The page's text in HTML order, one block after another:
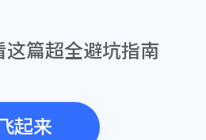
篇超全避坑指南
起来